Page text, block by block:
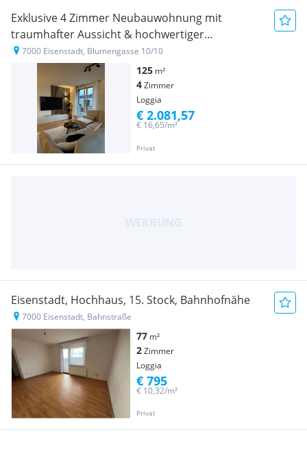
Exklusive 4 Zimmer Neubauwohnung mit
traumhafter Aussicht & hochwertiger
Ausstattung
7000 Eisenstadt, Blumengasse 10/10
125 m²
4Zimmer
Loggia
Privat
€ 16,65/m²
€ 2.081,57
Eisenstadt, Hochhaus, 15. Stock, Bahnhofnähe
7000 Eisenstadt, Bahnstraße
77 m²
2Zimmer
Loggia
Privat
€ 10,32/m²
€ 795